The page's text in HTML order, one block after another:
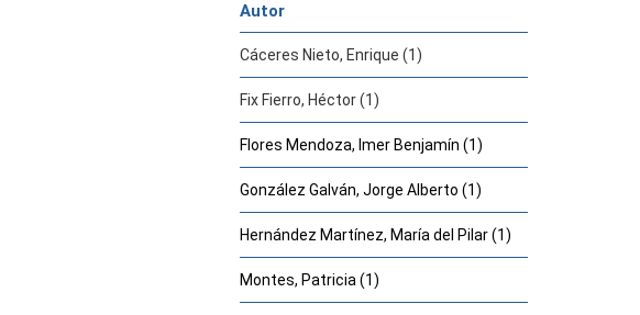
Autor
Cáceres Nieto, Enrique (1)
Fix Fierro, Héctor (1)
Flores Mendoza, Imer Benjamín (1)
González Galván, Jorge Alberto (1)
Hernández Martínez, María del Pilar (1)
Montes, Patricia (1)